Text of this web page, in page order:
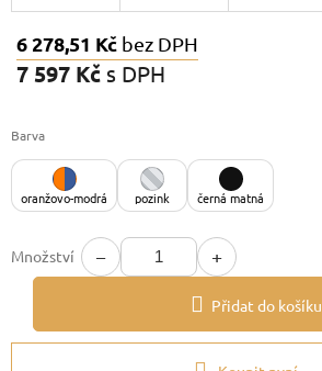
6 278,51 Kč bez DPH
7 597 Kč s DPH
Barva
oranžovo-modrá pozink černá matná
Množství − +
Přidat do košíku